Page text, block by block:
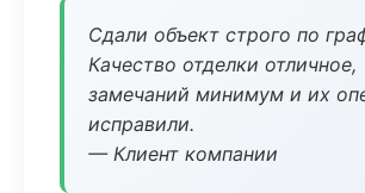
Сдали объект строго по
Качество отделки отличное,
замечаний минимум и их
исправили.
— Клиент компании